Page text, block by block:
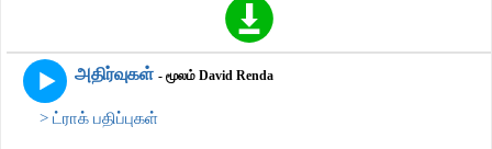
அதிர்வுகள் - மூலம் David Renda
> ட்ராக் பதிப்புகள்